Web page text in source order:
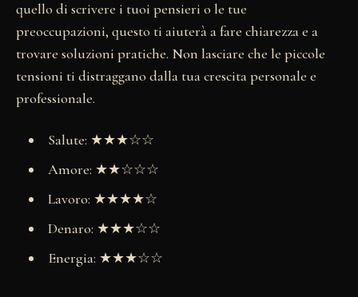
quello di scrivere i tuoi pensieri o le tue
preoccupazioni, questo ti aiuterà a fare chiarezza e a
trovare soluzioni pratiche. Non lasciare che le piccole
tensioni ti distraggano dalla tua crescita personale e
professionale.
Salute: ★★★☆☆
Amore: ★★☆☆☆
Lavoro: ★★★★☆
Denaro: ★★★☆☆
Energia: ★★★☆☆